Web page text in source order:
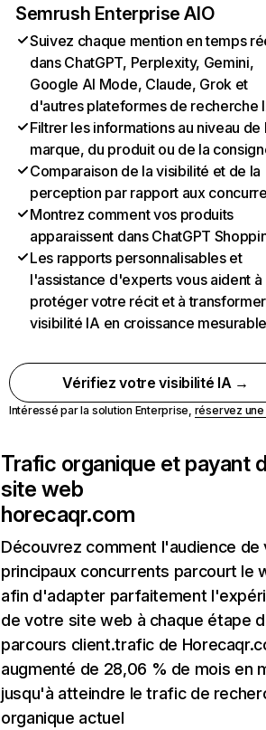
Semrush Enterprise AIO
Suivez chaque mention en temps
dans ChatGPT, Perplexity, Gemini,
Google AI Mode, Claude, Grok et
d'autres plateformes de recherche
Filtrer les informations au niveau de
marque, du produit ou de la
Comparaison de la visibilité et de la
perception par rapport aux
Montrez comment vos produits
apparaissent dans ChatGPT
Les rapports personnalisables et
l'assistance d'experts vous aident à
protéger votre récit et à
visibilité IA en croissance
Vérifiez votre visibilité IA →
Intéressé par la solution Enterprise, réservez
Trafic organique et payant
site web
horecaqr.com
Découvrez comment l'audience de
principaux concurrents parcourt le
afin d'adapter parfaitement
de votre site web à chaque étape
parcours client.trafic de
augmenté de 28,06 % de mois en
jusqu'à atteindre le trafic de
organique actuel